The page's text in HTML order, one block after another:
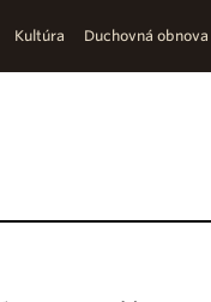
Kultúra Duchovná obnova